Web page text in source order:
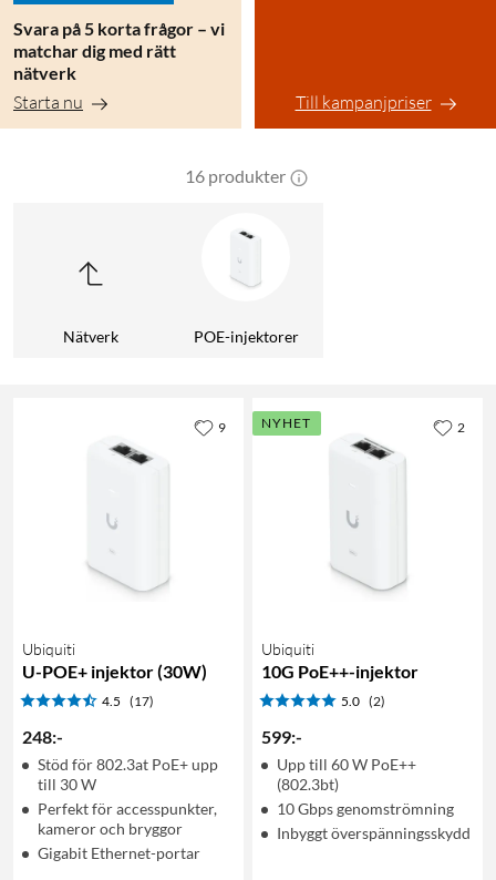
Svara på 5 korta frågor – vi
matchar dig med rätt
nätverk
Starta nu Till kampanjpriser
16 produkter
Nätverk POE-injektorer
Ubiquiti
U-POE+ injektor (30W)
4.5 (17)
248:-
Stöd för 802.3at PoE+ upp
till 30 W
Perfekt för accesspunkter,
kameror och bryggor
Gigabit Ethernet-portar
9 NYHET
Ubiquiti
10G PoE++-injektor
5.0 (2)
599:-
Upp till 60 W PoE++
(802.3bt)
10 Gbps genomströmning
Inbyggt överspänningsskydd
2